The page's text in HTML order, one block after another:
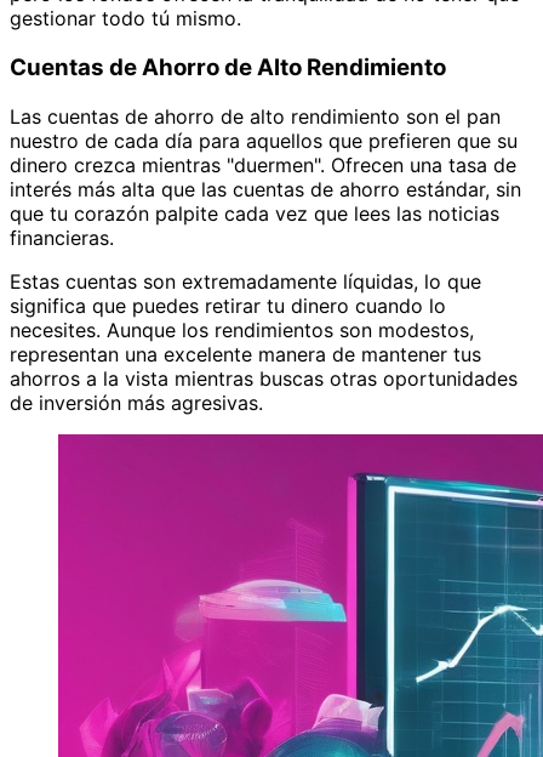
gestionar todo tú mismo.
Cuentas de Ahorro de Alto Rendimiento
Las cuentas de ahorro de alto rendimiento son el pan
nuestro de cada día para aquellos que prefieren que su
dinero crezca mientras "duermen". Ofrecen una tasa de
interés más alta que las cuentas de ahorro estándar, sin
que tu corazón palpite cada vez que lees las noticias
financieras.
Estas cuentas son extremadamente líquidas, lo que
significa que puedes retirar tu dinero cuando lo
necesites. Aunque los rendimientos son modestos,
representan una excelente manera de mantener tus
ahorros a la vista mientras buscas otras oportunidades
de inversión más agresivas.